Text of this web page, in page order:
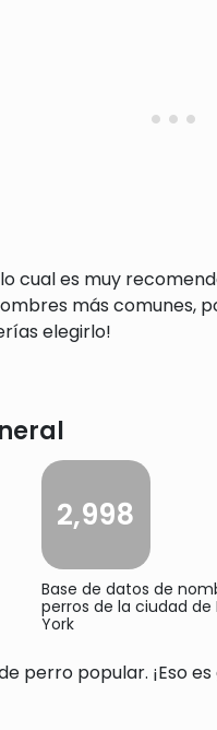
cual es muy
más comunes,
elegirlo!
2,998
Base de datos de
perros de la ciudad de
York
perro popular. ¡Eso